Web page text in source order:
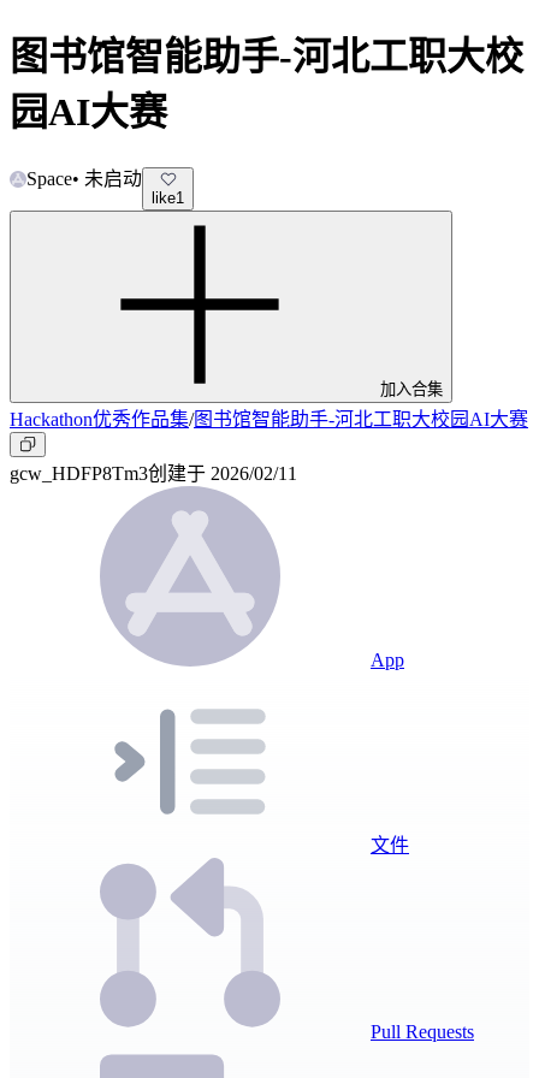
图书馆智能助手-河北工职大校
园AI大赛
Space• 未启动
like1
加入合集
Hackathon优秀作品集/图书馆智能助手-河北工职大校园AI大赛
gcw_HDFP8Tm3创建于 2026/02/11
App
文件
Pull Requests